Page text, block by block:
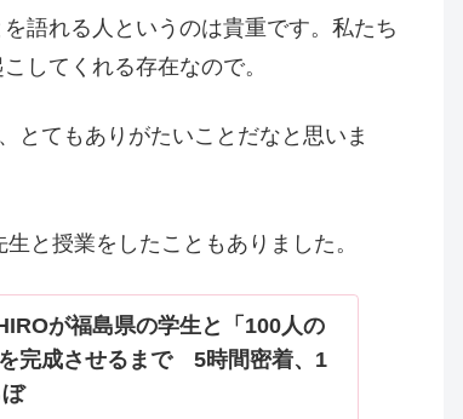
語れる人というのは貴重です。私たち
してくれる存在なので。
とてもありがたいことだなと思いま
と授業をしたこともありました。
が福島県の学生と「100人の
完成させるまで 5時間密着、1